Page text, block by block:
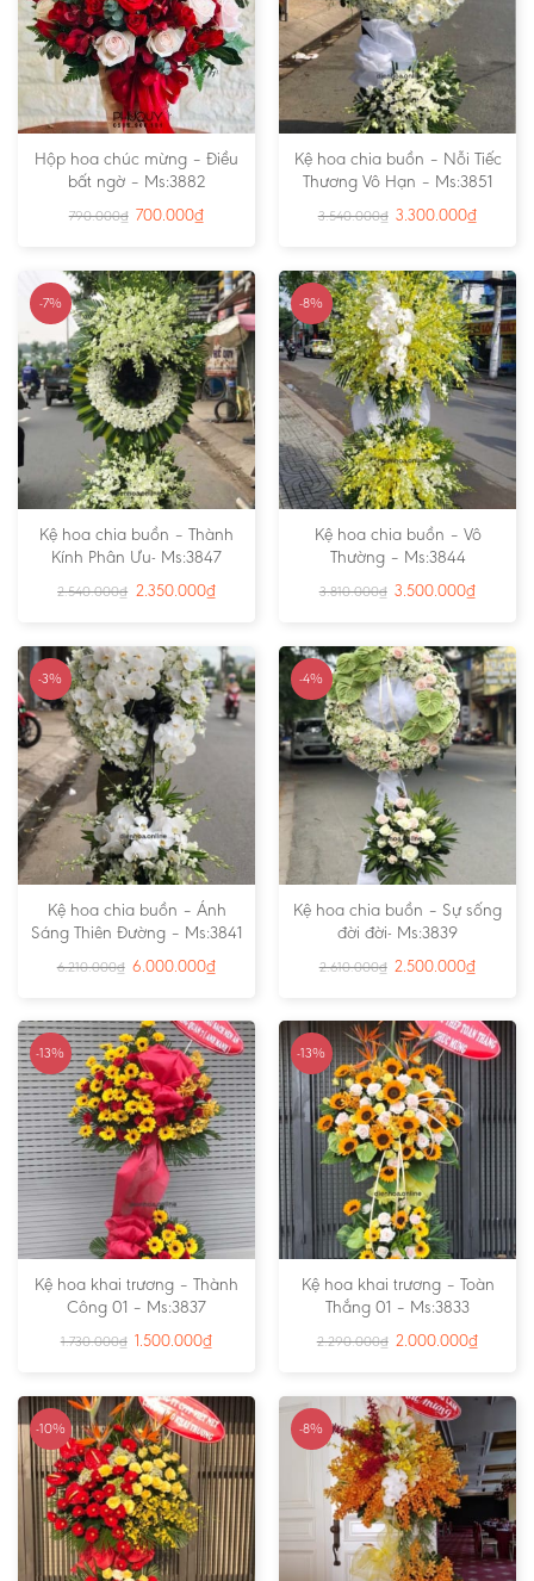
Hộp hoa chúc mừng – Điều
bất ngờ – Ms:3882
790.000₫ 700.000₫
Kệ hoa chia buồn – Nỗi Tiếc
Thương Vô Hạn – Ms:3851
3.540.000₫ 3.300.000₫
-7%
Kệ hoa chia buồn – Thành
Kính Phân Ưu- Ms:3847
2.540.000₫ 2.350.000₫
-8%
Kệ hoa chia buồn – Vô
Thường – Ms:3844
3.810.000₫ 3.500.000₫
-3%
Kệ hoa chia buồn – Ánh
Sáng Thiên Đường – Ms:3841
6.210.000₫ 6.000.000₫
-4%
Kệ hoa chia buồn – Sự sống
đời đời- Ms:3839
2.610.000₫ 2.500.000₫
-13%
Kệ hoa khai trương – Thành
Công 01 – Ms:3837
1.730.000₫ 1.500.000₫
-13%
Kệ hoa khai trương – Toàn
Thắng 01 – Ms:3833
2.290.000₫ 2.000.000₫
-10% -8%